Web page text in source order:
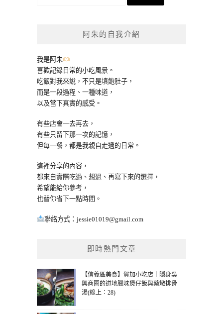
阿朱的自我介紹
我是阿朱
喜歡記錄日常的小吃風景。
吃飯對我來說，不只是填飽肚子，
而是一段過程、一種味道，
以及當下真實的感受。
有些店會一去再去，
有些只留下那一次的記憶，
但每一餐，都是我親自走過的日常。
這裡分享的內容，
都來自實際吃過、想過、再寫下來的選擇，
希望能給你參考，
也替你省下一點時間。
聯絡方式： jessie01019@gmail.com
即時熱門文章
【信義區美食】賀加小吃店｜隱身吳
興商圈的道地臘味煲仔飯與藥燉排骨
湯(線上：28)